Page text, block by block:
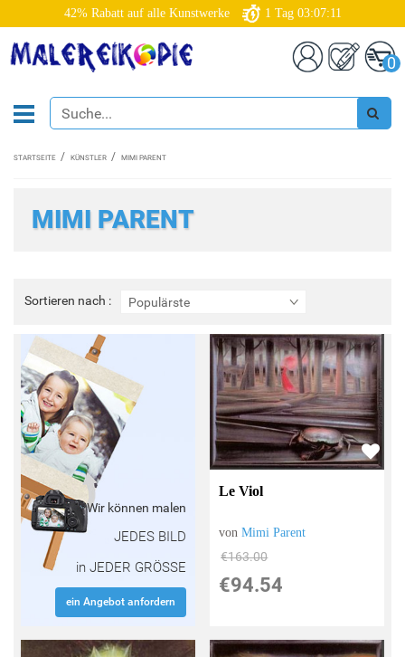
42% Rabatt auf alle Kunstwerke 1 Tag 03:07:10
0
STARTSEITE KÜNSTLER MIMI PARENT
MIMI PARENT
Sortieren nach : Populärste
Sortieren
nach
Wir können malen
JEDES BILD
in JEDER GRÖSSE
ein Angebot anfordern
Le Viol
vonMimi Parent
€163.00
€94.54